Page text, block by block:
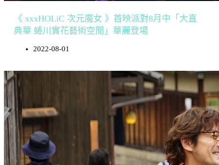
《 xxxHOLiC 次元魔女 》首映派對8月中「大直
典華 蜷川實花藝術空間」華麗登場
2022-08-01